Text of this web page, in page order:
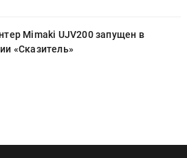
Mimaki UJV200 запущен в
«Сказитель»